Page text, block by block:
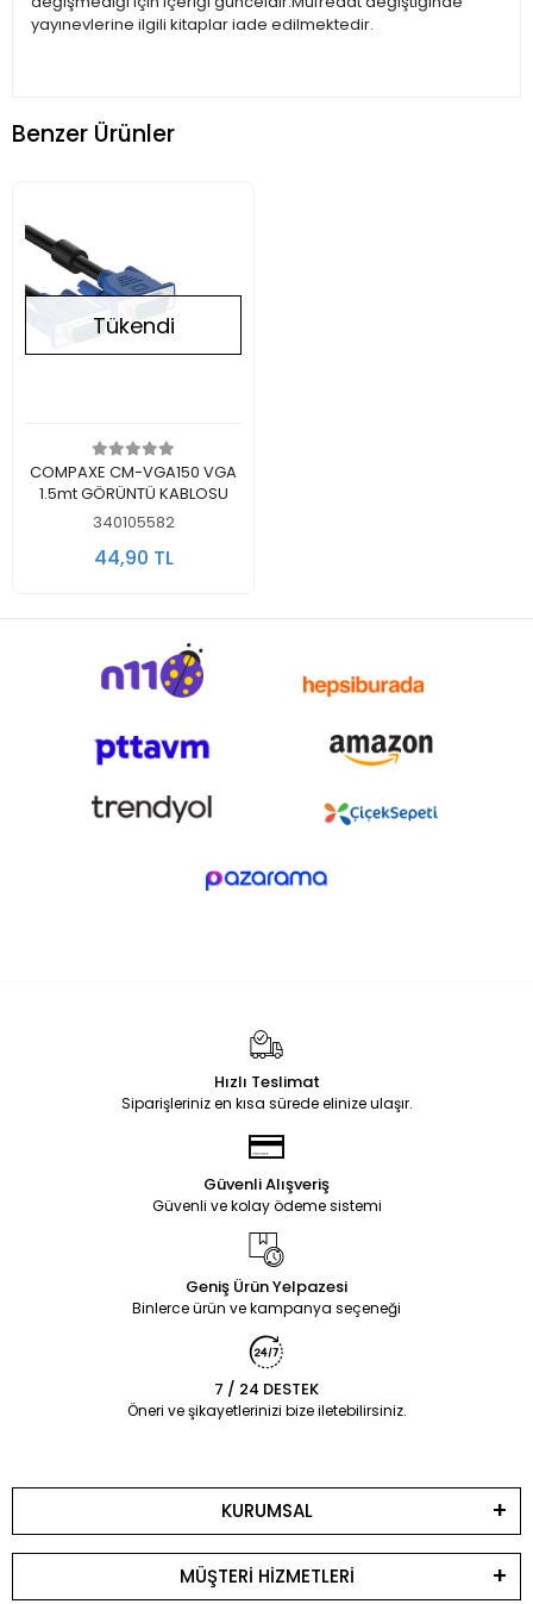
yayınevlerine ilgili kitaplar iade edilmektedir.
Benzer Ürünler
Stokta Yok
Tükendi
COMPAXE CM-VGA150 VGA
1.5mt GÖRÜNTÜ KABLOSU
340105582
44,90 TL
Hızlı Teslimat
Siparişleriniz en kısa sürede elinize ulaşır.
Güvenli Alışveriş
Güvenli ve kolay ödeme sistemi
Geniş Ürün Yelpazesi
Binlerce ürün ve kampanya seçeneği
7 / 24 DESTEK
Öneri ve şikayetlerinizi bize iletebilirsiniz.
KURUMSAL
MÜŞTERİ HİZMETLERİ